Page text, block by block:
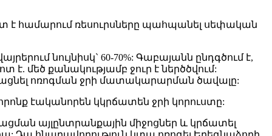
է համարում ռեսուրսները պահպանել սեփական
նույնիսկ` 60-70%: Գաբայանն ընդգծում է,
մեծ քանակությամբ ջուր է ներծծվում:
ոռոգման ջրի մատակարարման ծավալը:
էականորեն կկրճատեն ջրի կորուստը:
այլընտրանքային միջոցներ և կրճատել